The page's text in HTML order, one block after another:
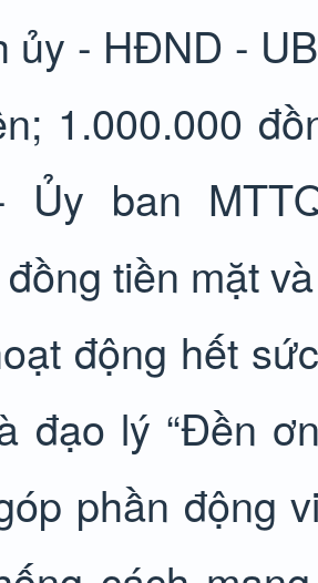
ủy - HĐND -
1.000.000
Ủy ban
tiền mặt
động hết
đạo lý “Đền
phần động